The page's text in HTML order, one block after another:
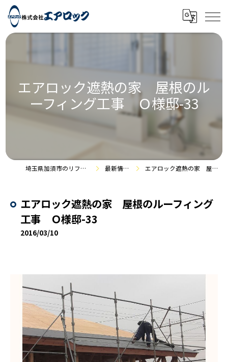
エアロック遮熱の家 屋根のル
ーフィング工事 Ｏ様邸-33
埼玉県加須市のリフォームなら株式会社エアロック 最新情報・施工事例 エアロック遮熱の家 屋根のルーフィング工事 Ｏ様邸-33
エアロック遮熱の家 屋根のルーフィング
工事 Ｏ様邸-33
2016/03/10